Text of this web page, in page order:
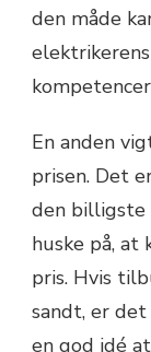
den måde
En anden
prisen. Det
den
huske på, at
pris. Hvis
sandt, er
en god idé